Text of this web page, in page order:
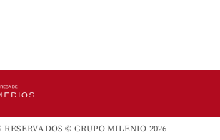
RESERVADOS © GRUPO MILENIO 2026